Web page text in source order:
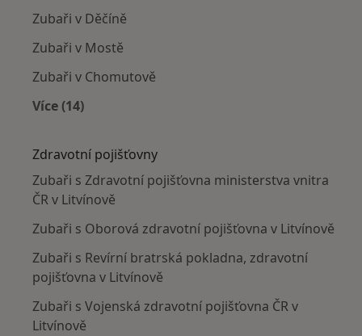
Zubaři v Děčíně
Zubaři v Mostě
Zubaři v Chomutově
Více (14)
Zdravotní pojišťovny
Zubaři s Zdravotní pojišťovna ministerstva vnitra
ČR v Litvínově
Zubaři s Oborová zdravotní pojišťovna v Litvínově
Zubaři s Revírní bratrská pokladna, zdravotní
pojišťovna v Litvínově
Zubaři s Vojenská zdravotní pojišťovna ČR v
Litvínově